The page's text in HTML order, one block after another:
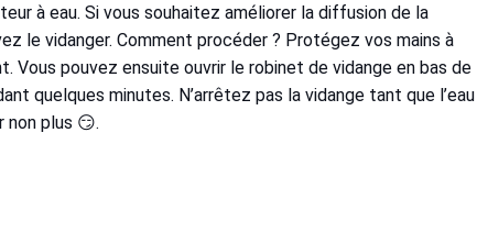
à eau. Si vous souhaitez améliorer la diffusion de la
le vidanger. Comment procéder ? Protégez vos mains à
Vous pouvez ensuite ouvrir le robinet de vidange en bas de
quelques minutes. N’arrêtez pas la vidange tant que l’eau
non plus 😏.